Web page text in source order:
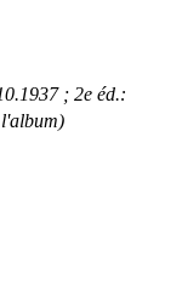
; 2e éd.: